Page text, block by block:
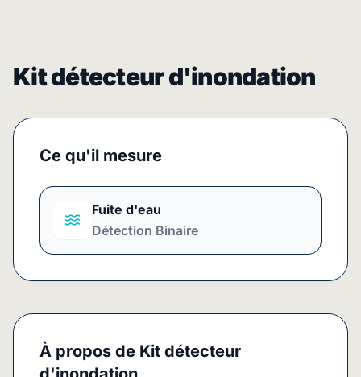
Kit détecteur d'inondation
Ce qu'il mesure
Fuite d'eau
Détection Binaire
À propos de Kit détecteur